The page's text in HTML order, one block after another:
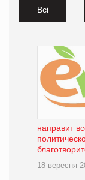
Всі
направит
18 вересня